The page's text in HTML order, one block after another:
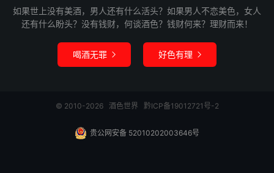
如果世上没有美酒，男人还有什么活头？如果男人不恋美色，女人
还有什么盼头？没有钱财，何谈酒色？钱财何来？理财而来！
喝酒无罪  好色有理 
© 2010-2026 酒色世界 黔ICP备19012721号-2
贵公网安备 52010202003646号